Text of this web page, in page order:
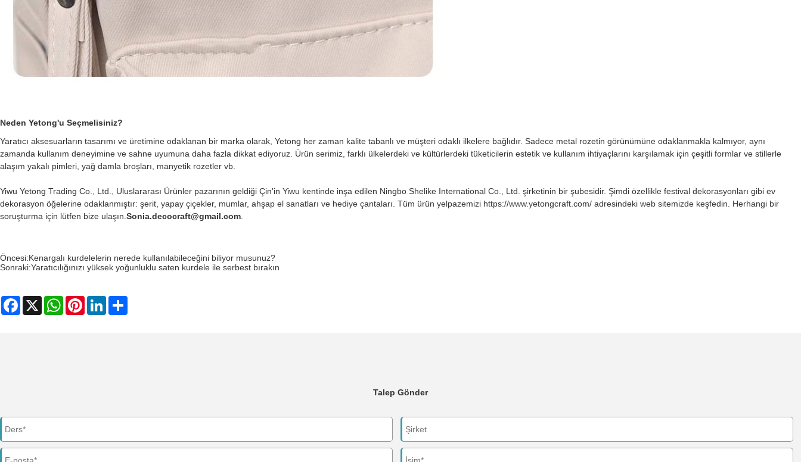
Neden Yetong'u Seçmelisiniz?
Yaratıcı aksesuarların tasarımı ve üretimine odaklanan bir marka olarak, Yetong her zaman kalite tabanlı ve müşteri odaklı ilkelere bağlıdır. Sadece metal rozetin görünümüne odaklanmakla kalmıyor, aynı
zamanda kullanım deneyimine ve sahne uyumuna daha fazla dikkat ediyoruz. Ürün serimiz, farklı ülkelerdeki ve kültürlerdeki tüketicilerin estetik ve kullanım ihtiyaçlarını karşılamak için çeşitli formlar ve stillerle
alaşım yakalı pimleri, yağ damla broşları, manyetik rozetler vb.
Yiwu Yetong Trading Co., Ltd., Uluslararası Ürünler pazarının geldiği Çin'in Yiwu kentinde inşa edilen Ningbo Shelike International Co., Ltd. şirketinin bir şubesidir. Şimdi özellikle festival dekorasyonları gibi ev
dekorasyon öğelerine odaklanmıştır: şerit, yapay çiçekler, mumlar, ahşap el sanatları ve hediye çantaları. Tüm ürün yelpazemizi https://www.yetongcraft.com/ adresindeki web sitemizde keşfedin. Herhangi bir
soruşturma için lütfen bize ulaşın. Sonia.decocraft@gmail.com
Öncesi:Kenargalı kurdelelerin nerede kullanılabileceğini biliyor musunuz?
Sonraki:Yaratıcılığınızı yüksek yoğunluklu saten kurdele ile serbest bırakın
Facebook
X WhatsAppPinterestLinkedIn
Talep Gönder